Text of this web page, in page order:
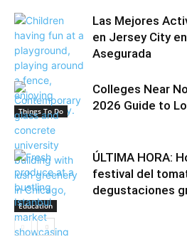
Things To Do
Las Mejores
en Jersey City
Asegurada
Education
Colleges Near
2026 Guide to
ÚLTIMA HORA:
festival del
degustaciones